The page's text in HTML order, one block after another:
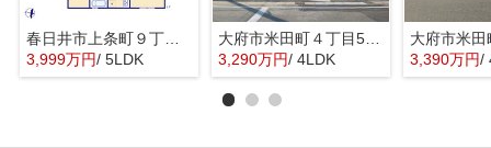
春日井市上条町９丁目237-41『仲介料無料』新築戸建て
3,999万円/ 5LDK
大府市米田町４丁目55『仲介料無料』新築戸建て
3,290万円/ 4LDK 3,390万円/